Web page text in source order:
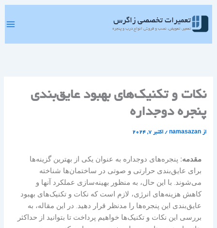
پرش
محتوا
تعمیرات تخصصی زاگرس
تعمیر، تعویض، نصب و فروش انواع درب و پنجره
نکات و تکنیک‌های بهبود عایق‌بندی
پنجره‌ دوجداره
از namasazan
/اکتبر 7, 2024
مقدمه: پنجره‌های دوجداره به عنوان یکی از بهترین گزینه‌ها
برای عایق‌بندی حرارتی و صوتی در ساختمان‌ها شناخته
می‌شوند. با این حال، به منظور بهینه‌سازی عملکرد آنها و
کاهش هزینه‌های انرژی، لازم است که نکات و تکنیک‌های بهبود
عایق‌بندی این پنجره‌ها را مدنظر قرار دهید. در این مقاله، به
بررسی این نکات و تکنیک‌ها خواهیم پرداخت تا بتوانید از حداکثر